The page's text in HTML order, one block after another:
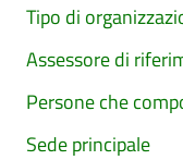
Tipo di
Assessore di
Persone che
Sede principale